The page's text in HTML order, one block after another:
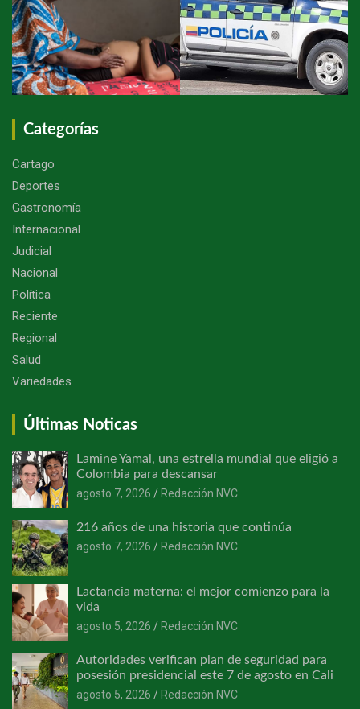
Categorías
Cartago
Deportes
Gastronomía
Internacional
Judicial
Nacional
Política
Reciente
Regional
Salud
Variedades
Últimas Noticas
Lamine Yamal, una estrella mundial que eligió a
Colombia para descansar
agosto 7, 2026
Redacción NVC
216 años de una historia que continúa
agosto 7, 2026
Redacción NVC
Lactancia materna: el mejor comienzo para la
vida
agosto 5, 2026
Redacción NVC
Autoridades verifican plan de seguridad para
posesión presidencial este 7 de agosto en Cali
agosto 5, 2026
Redacción NVC